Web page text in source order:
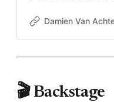
pas comme un outil
avant l’efficacité.
Damien Van
🎬 Backstage